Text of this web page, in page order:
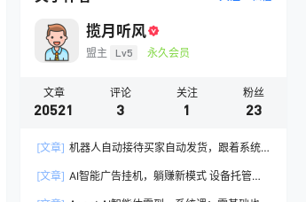
揽月听风
盟主 Lv5 永久会员
文章
20521
评论
3
关注
1
粉丝
23
[文章] 机器人自动接待买家自动发货，跟着系统
[文章] AI智能广告挂机，躺赚新模式 设备托管运